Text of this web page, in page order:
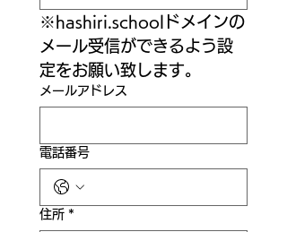
※hashiri.schoolドメインの
メール受信ができるよう設
定をお願い致します。
メールアドレス
電話番号
住所 *